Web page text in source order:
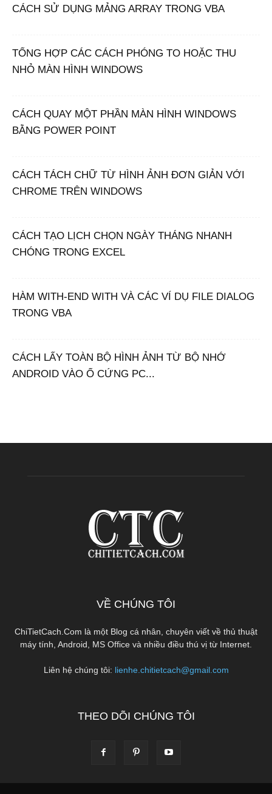
CÁCH SỬ DỤNG MẢNG ARRAY TRONG VBA
TỔNG HỢP CÁC CÁCH PHÓNG TO HOẶC THU
NHỎ MÀN HÌNH WINDOWS
CÁCH QUAY MỘT PHẦN MÀN HÌNH WINDOWS
BẰNG POWER POINT
CÁCH TÁCH CHỮ TỪ HÌNH ẢNH ĐƠN GIẢN VỚI
CHROME TRÊN WINDOWS
CÁCH TẠO LỊCH CHỌN NGÀY THÁNG NHANH
CHÓNG TRONG EXCEL
HÀM WITH-END WITH VÀ CÁC VÍ DỤ FILE DIALOG
TRONG VBA
CÁCH LẤY TOÀN BỘ HÌNH ẢNH TỪ BỘ NHỚ
ANDROID VÀO Ổ CỨNG PC...
VỀ CHÚNG TÔI
ChiTietCach.Com là một Blog cá nhân, chuyên viết về thủ thuật
máy tính, Android, MS Office và nhiều điều thú vị từ Internet.
Liên hệ chúng tôi: lienhe.chitietcach@gmail.com
THEO DÕI CHÚNG TÔI